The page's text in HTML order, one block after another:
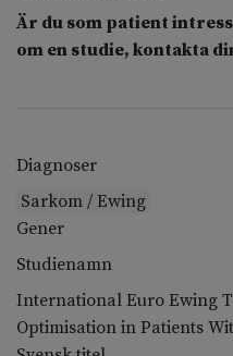
Är du som patient
om en studie, kontakta
Diagnoser
Sarkom / Ewing
Gener
Studienamn
International Euro Ewing
Optimisation in Patients